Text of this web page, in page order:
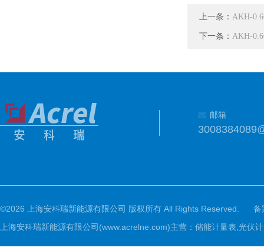
上一条： AKH-
下一条： AKH-
邮箱
©2026 上海安科瑞新能源有限公司 版权所有 All Rights Reserved.
备
上海安科瑞新能源有限公司(www.acrelne.com)主营：储能计量表,光伏